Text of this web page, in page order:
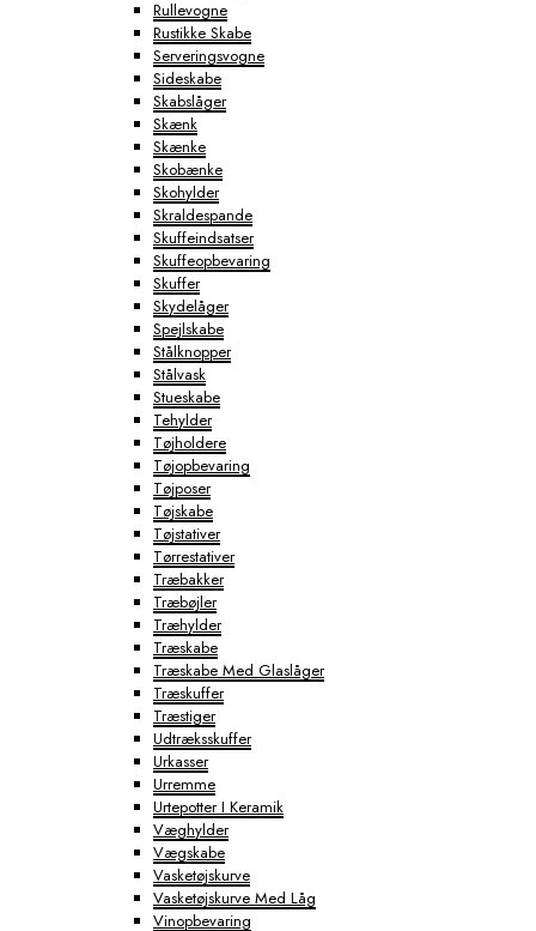
Rullevogne
Rustikke Skabe
Serveringsvogne
Sideskabe
Skabslåger
Skænk
Skænke
Skobænke
Skohylder
Skraldespande
Skuffeindsatser
Skuffeopbevaring
Skuffer
Skydelåger
Spejlskabe
Stålknopper
Stålvask
Stueskabe
Tehylder
Tøjholdere
Tøjopbevaring
Tøjposer
Tøjskabe
Tøjstativer
Tørrestativer
Træbakker
Træbøjler
Træhylder
Træskabe
Træskabe Med Glaslåger
Træskuffer
Træstiger
Udtræksskuffer
Urkasser
Urremme
Urtepotter I Keramik
Væghylder
Vægskabe
Vasketøjskurve
Vasketøjskurve Med Låg
Vinopbevaring